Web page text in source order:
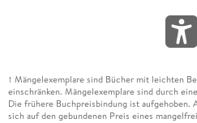
1 Mängelexemplare sind Bücher mit leichten
einschränken. Mängelexemplare sind durch
Die frühere Buchpreisbindung ist aufgehoben.
sich auf den gebundenen Preis eines